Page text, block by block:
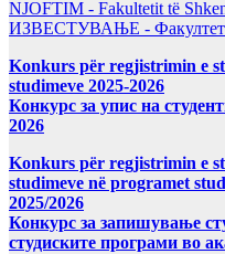
NJOFTIM - Fakultetit të
ИЗВЕСТУВАЊЕ -
Konkurs për regjistrimin e
studimeve 2025-2026
Конкурс за упис на
2026
Konkurs për regjistrimin e
studimeve në programet
2025/2026
Конкурс за запишување
студиските програми во